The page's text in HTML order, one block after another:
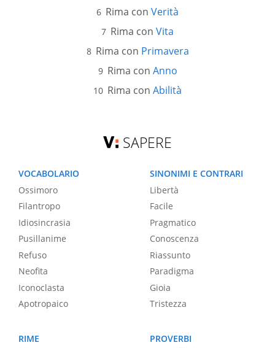
Rima con Verità
Rima con Vita
Rima con Primavera
Rima con Anno
Rima con Abilità
SAPERE
VOCABOLARIO
Ossimoro
Filantropo
Idiosincrasia
Pusillanime
Refuso
Neofita
Iconoclasta
Apotropaico
SINONIMI E CONTRARI
Libertà
Facile
Pragmatico
Conoscenza
Riassunto
Paradigma
Gioia
Tristezza
RIME
PROVERBI